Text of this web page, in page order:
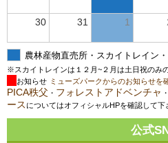
30 31 1
農林産物直売所・スカイトレイン
※スカイトレインは１２月~２月は土日祝のみ
お知らせ ミューズパークからのお知らせを
PICA秩父 ・ フォレストアドベンチャ ・
ース についてはオフィシャルHPを確認して下
公式